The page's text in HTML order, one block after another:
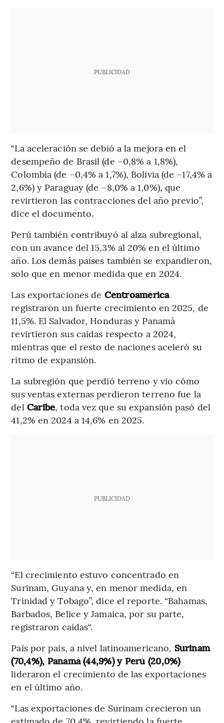
PUBLICIDAD
“La aceleración se debió a la mejora en el
desempeño de Brasil (de –0,8% a 1,8%),
Colombia (de –0,4% a 1,7%), Bolivia (de –17,4% a
2,6%) y Paraguay (de –8,0% a 1,0%), que
revirtieron las contracciones del año previo”,
dice el documento.
Perú también contribuyó al alza subregional,
con un avance del 15,3% al 20% en el último
año. Los demás países también se expandieron,
solo que en menor medida que en 2024.
Las exportaciones de Centroamérica
registraron un fuerte crecimiento en 2025, de
11,5%. El Salvador, Honduras y Panamá
revirtieron sus caídas respecto a 2024,
mientras que el resto de naciones aceleró su
ritmo de expansión.
La subregión que perdió terreno y vio cómo
sus ventas externas perdieron terreno fue la
del Caribe, toda vez que su expansión pasó del
41,2% en 2024 a 14,6% en 2025.
PUBLICIDAD
“El crecimiento estuvo concentrado en
Surinam, Guyana y, en menor medida, en
Trinidad y Tobago”, dice el reporte. “Bahamas,
Barbados, Belice y Jamaica, por su parte,
registraron caídas“.
País por país, a nivel latinoamericano, Surinam
(70,4%), Panamá (44,9%) y Perú (20,0%)
lideraron el crecimiento de las exportaciones
en el último año.
“Las exportaciones de Surinam crecieron un